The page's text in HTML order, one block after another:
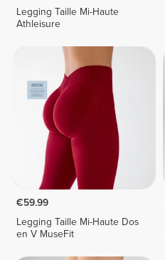
Legging Taille Mi-Haute
Athleisure
€59.99
Legging Taille Mi-Haute Dos
en V MuseFit